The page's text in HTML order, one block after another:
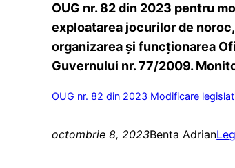
OUG nr. 82 din 2023 pentru
exploatarea jocurilor de
organizarea şi funcţionarea
Guvernului nr. 77/2009.
OUG nr. 82 din 2023 Modificare
octombrie 8, 2023Benta Adrian